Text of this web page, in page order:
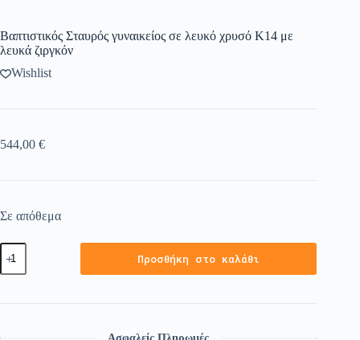
Βαπτιστικός Σταυρός γυναικείος σε λευκό χρυσό K14 με
λευκά ζιργκόν
Wishlist
544,00 €
Σε απόθεμα
Προσθήκη στο καλάθι